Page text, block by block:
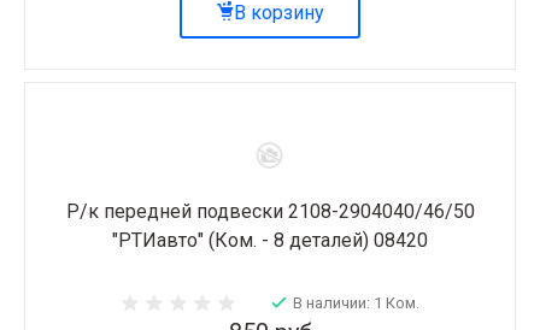
В корзину
Р/к передней подвески 2108-2904040/46/50
"РТИавто" (Ком. - 8 деталей) 08420
В наличии: 1 Ком.